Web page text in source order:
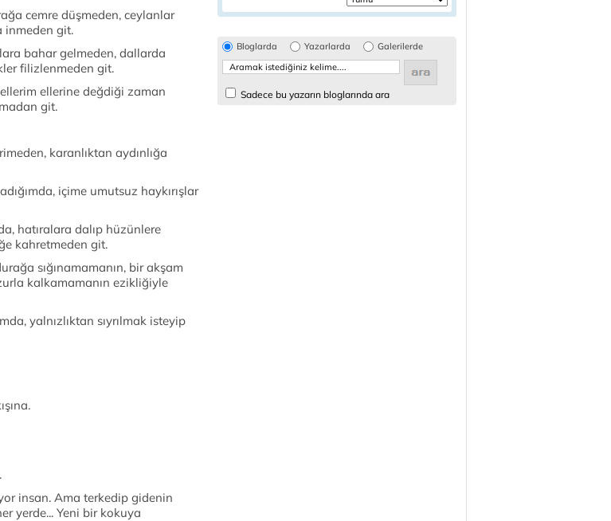
cemre düşmeden, ceylanlar
inmeden git.
bahar gelmeden, dallarda
filizlenmeden git.
ellerine değdiği zaman
git.
karanlıktan aydınlığa
içime umutsuz haykırışlar
hatıralara dalıp hüzünlere
kahretmeden git.
sığınamamanın, bir akşam
kalkamamanın ezikliğiyle
yalnızlıktan sıyrılmak isteyip
insan. Ama terkedip gidenin
yerde... Yeni bir kokuya
Bloglarda Yazarlarda Galerilerde
Sadece bu yazarın bloglarında ara